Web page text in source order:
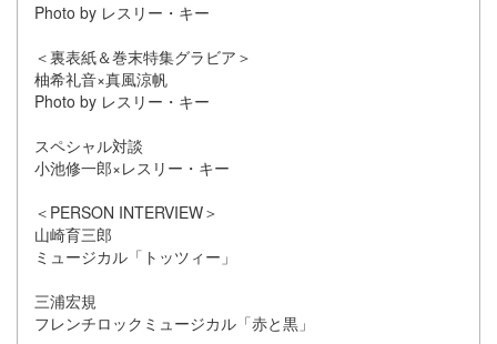
Photo by レスリー・キー
＜裏表紙＆巻末特集グラビア＞
柚希礼音×真風涼帆
Photo by レスリー・キー
スペシャル対談
小池修一郎×レスリー・キー
＜PERSON INTERVIEW＞
山崎育三郎
ミュージカル「トッツィー」
三浦宏規
フレンチロックミュージカル「赤と黒」